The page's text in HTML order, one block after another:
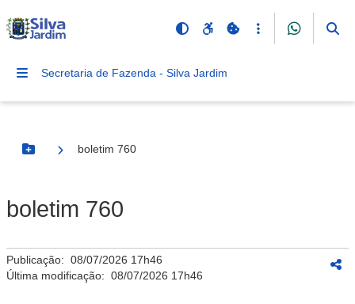
Secretaria de Fazenda - Silva Jardim
Botão Menu
boletim 760
boletim 760
Publicação: 08/07/2026 17h46
Última modificação: 08/07/2026 17h46